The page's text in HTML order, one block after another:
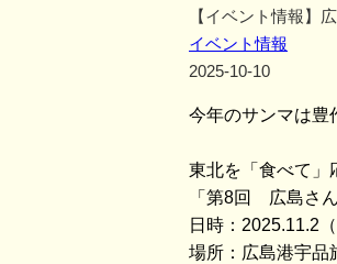
【イベント情報】
イベント情報
2025-10-10
今年のサンマは豊
東北を「食べて」
「第8回 広島さん
日時：2025.11.2
場所：広島港宇品